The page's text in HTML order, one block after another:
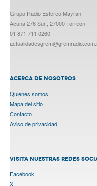
Grupo Radio Estéreo Mayrán
Acuña 276 Sur., 27000 Torreón
01 871 711 0260
ACERCA DE NOSOTROS
Quiénes somos
Mapa del sitio
Contacto
Aviso de privacidad
VISITA NUESTRAS REDES
Facebook
X